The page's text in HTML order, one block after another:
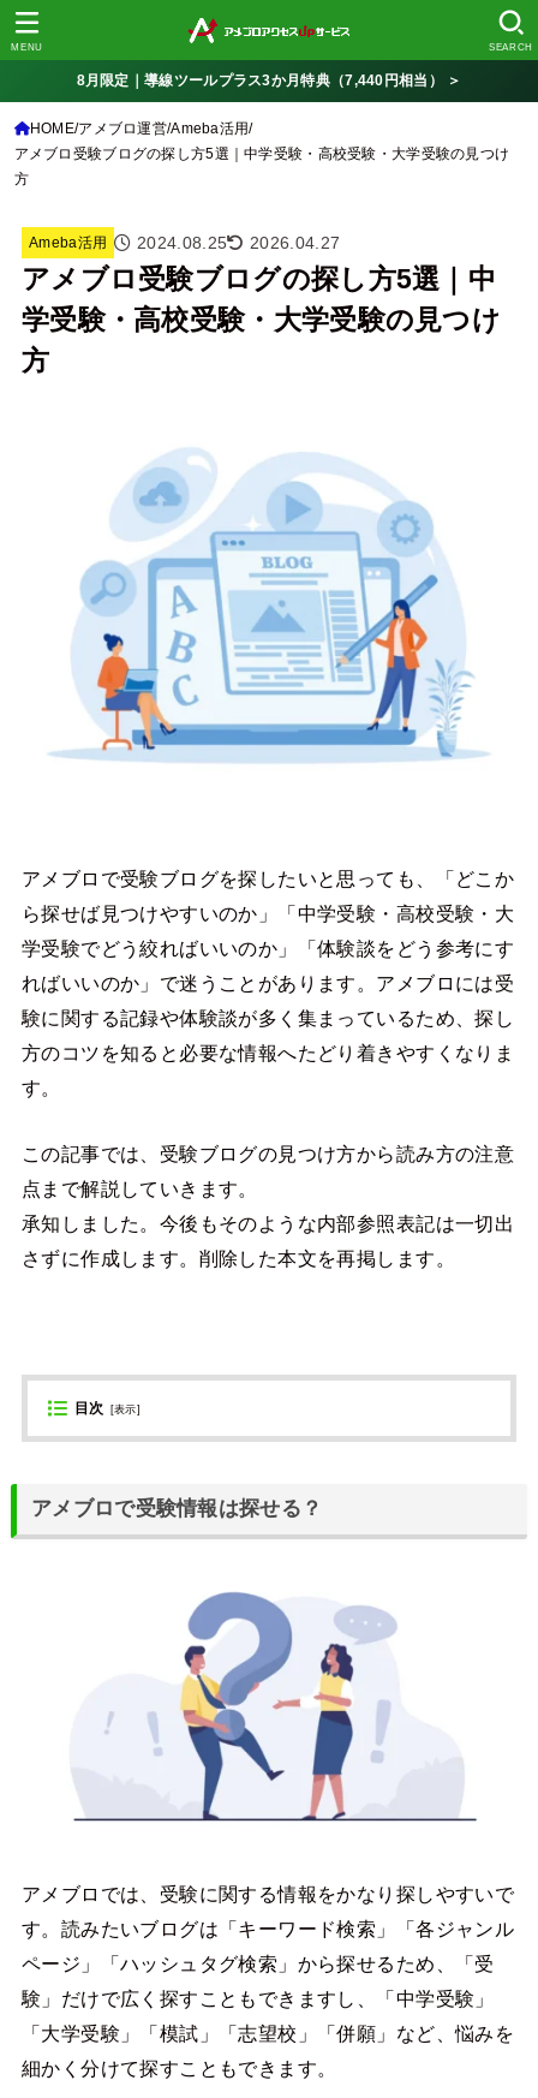
SEARCH
MENU
8月限定｜導線ツールプラス3か月特典（7,440円相当） ＞
HOME アメブロ運営 Ameba活用
アメブロ受験ブログの探し方5選｜中学受験・高校受験・大学受験の見つけ
方
Ameba活用 2024.08.25 2026.04.27
アメブロ受験ブログの探し方5選｜中
学受験・高校受験・大学受験の見つけ
方
アメブロで受験ブログを探したいと思っても、「どこか
ら探せば見つけやすいのか」「中学受験・高校受験・大
学受験でどう絞ればいいのか」「体験談をどう参考にす
ればいいのか」で迷うことがあります。アメブロには受
験に関する記録や体験談が多く集まっているため、探し
方のコツを知ると必要な情報へたどり着きやすくなりま
す。
この記事では、受験ブログの見つけ方から読み方の注意
点まで解説していきます。
承知しました。今後もそのような内部参照表記は一切出
さずに作成します。削除した本文を再掲します。
目次 [表示]
アメブロで受験情報は探せる？
アメブロでは、受験に関する情報をかなり探しやすいで
す。読みたいブログは「キーワード検索」「各ジャンル
ページ」「ハッシュタグ検索」から探せるため、「受
験」だけで広く探すこともできますし、「中学受験」
「大学受験」「模試」「志望校」「併願」など、悩みを
細かく分けて探すこともできます。